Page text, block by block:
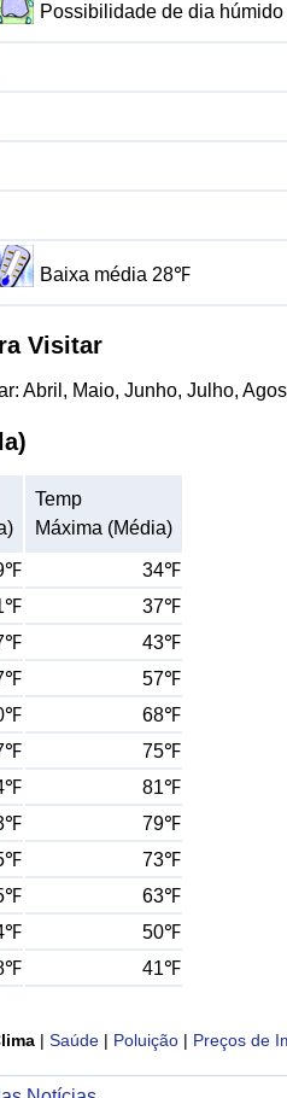
Possibilidade de dia húmido
Baixa média 28℉
Visitar
Abril, Maio, Junho, Julho,
Temp
Máxima (Média)
34℉
37℉
43℉
57℉
68℉
75℉
81℉
79℉
73℉
63℉
50℉
41℉
| Saúde | Poluição | Preços de